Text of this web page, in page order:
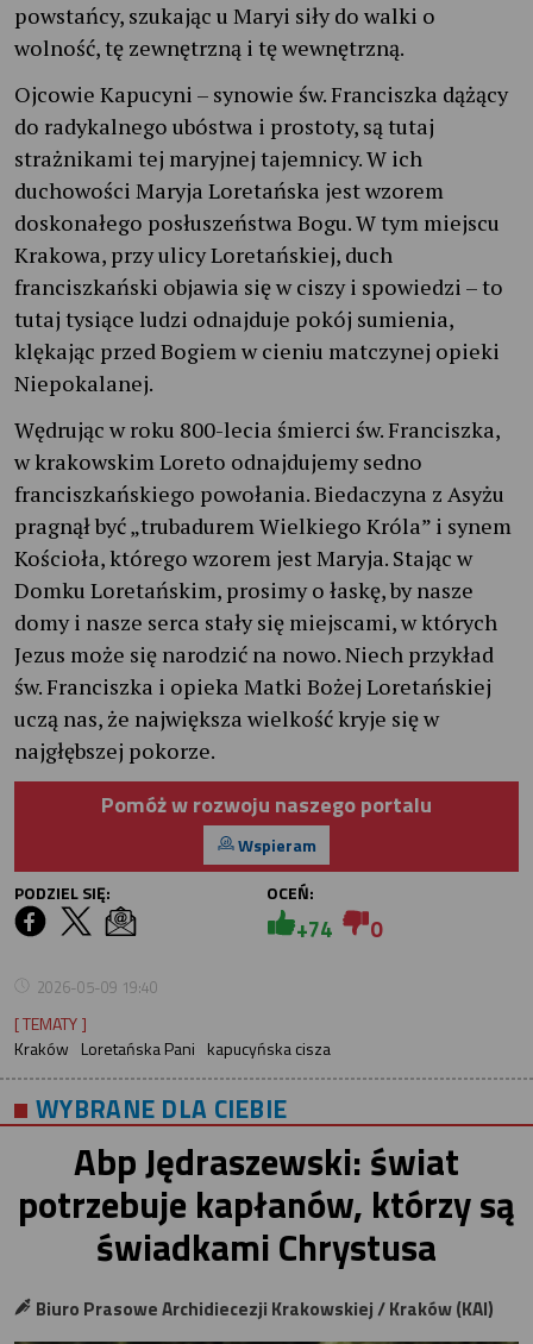
powstańcy, szukając u Maryi siły do walki o
wolność, tę zewnętrzną i tę wewnętrzną.
Ojcowie Kapucyni – synowie św. Franciszka dążący
do radykalnego ubóstwa i prostoty, są tutaj
strażnikami tej maryjnej tajemnicy. W ich
duchowości Maryja Loretańska jest wzorem
doskonałego posłuszeństwa Bogu. W tym miejscu
Krakowa, przy ulicy Loretańskiej, duch
franciszkański objawia się w ciszy i spowiedzi – to
tutaj tysiące ludzi odnajduje pokój sumienia,
klękając przed Bogiem w cieniu matczynej opieki
Niepokalanej.
Wędrując w roku 800-lecia śmierci św. Franciszka,
w krakowskim Loreto odnajdujemy sedno
franciszkańskiego powołania. Biedaczyna z Asyżu
pragnął być „trubadurem Wielkiego Króla” i synem
Kościoła, którego wzorem jest Maryja. Stając w
Domku Loretańskim, prosimy o łaskę, by nasze
domy i nasze serca stały się miejscami, w których
Jezus może się narodzić na nowo. Niech przykład
św. Franciszka i opieka Matki Bożej Loretańskiej
uczą nas, że największa wielkość kryje się w
najgłębszej pokorze.
Pomóż w rozwoju naszego portalu
Wspieram
PODZIEL SIĘ:
OCEŃ:
+74 0
2026-05-09 19:40
[ TEMATY ]
Kraków Loretańska Pani kapucyńska cisza
WYBRANE DLA CIEBIE
Abp Jędraszewski: świat
potrzebuje kapłanów, którzy są
świadkami Chrystusa
Biuro Prasowe Archidiecezji Krakowskiej / Kraków (KAI)